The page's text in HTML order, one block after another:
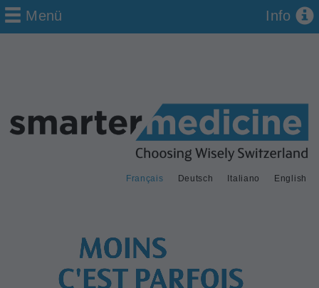
Deutsch
Français Italiano English
Menü Info